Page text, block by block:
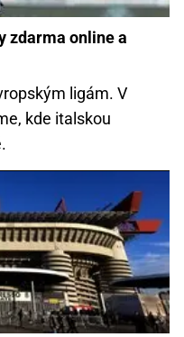
zdarma online a
ligám. V
kde italskou